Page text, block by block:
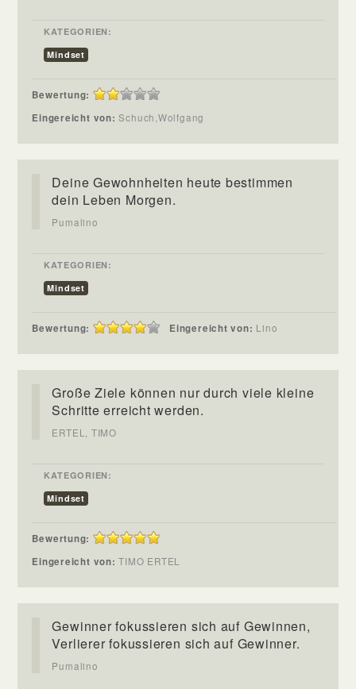
KATEGORIEN:
Mindset
Bewertung:
Eingereicht von:Schuch,Wolfgang
Deine Gewohnheiten heute bestimmen
dein Leben Morgen.
Pumalino
KATEGORIEN:
Mindset
Bewertung: Eingereicht von: Lino
Große Ziele können nur durch viele kleine
Schritte erreicht werden.
ERTEL, TIMO
KATEGORIEN:
Mindset
Bewertung:
Eingereicht von:TIMO ERTEL
Gewinner fokussieren sich auf Gewinnen,
Verlierer fokussieren sich auf Gewinner.
Pumalino